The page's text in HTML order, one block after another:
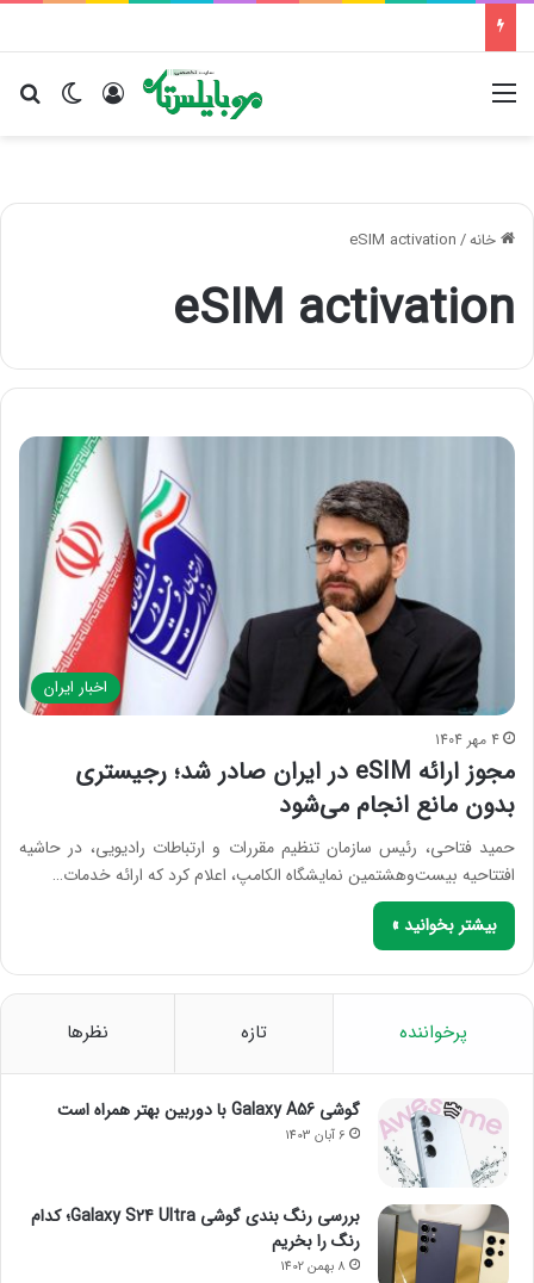
تغییر ورود
خانه/
eSIM activation
eSIM activation
اخبار ایران
4 مهر 1404
مجوز ارائه eSIM در ایران صادر شد؛ رجیستری
بدون مانع انجام می‌شود
حمید فتاحی، رئیس سازمان تنظیم مقررات و ارتباطات رادیویی، در حاشیه
افتتاحیه بیست‌وهشتمین نمایشگاه الکامپ، اعلام کرد که ارائه خدمات…
بیشتر بخوانید »
پرخواننده تازه نظرها
گوشی Galaxy A56 با دوربین بهتر همراه است
6 آبان 1403
بررسی رنگ بندی گوشی Galaxy S24 Ultra؛ کدام
رنگ را بخریم
8 بهمن 1402